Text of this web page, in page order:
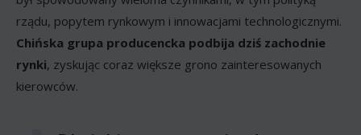
rządu, popytem rynkowym i innowacjami technologicznymi.
Chińska grupa producencka podbija dziś zachodnie
rynki, zyskując coraz większe grono zainteresowanych
kierowców.